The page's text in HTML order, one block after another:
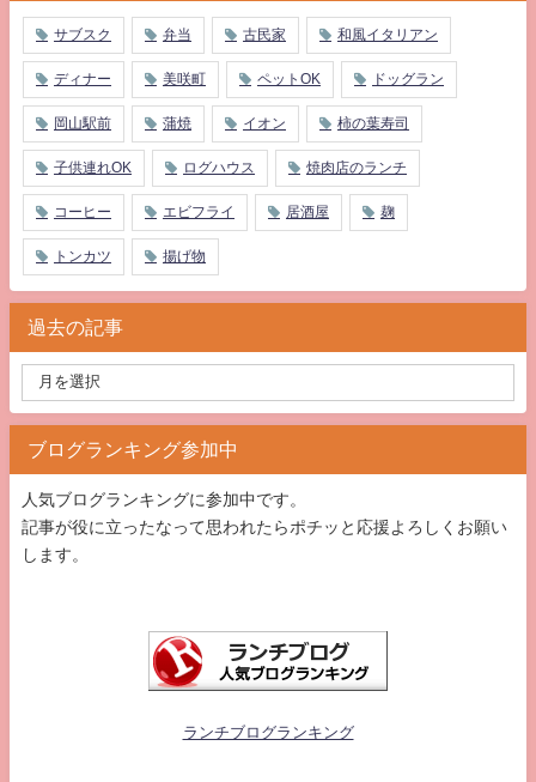
サブスク 弁当 古民家 和風イタリアン
ディナー 美咲町 ペットOK ドッグラン
岡山駅前 蒲焼 イオン 柿の葉寿司
子供連れOK ログハウス 焼肉店のランチ
コーヒー エビフライ 居酒屋 麹
トンカツ 揚げ物
過去の記事
ブログランキング参加中
人気ブログランキングに参加中です。
記事が役に立ったなって思われたらポチッと応援よろしくお願い
します。
ランチブログランキング